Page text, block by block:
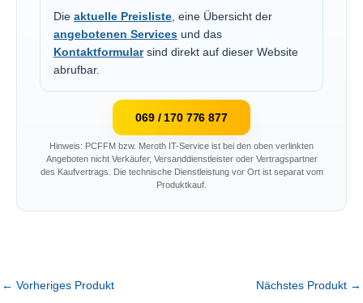
Die aktuelle Preisliste, eine Übersicht der
angebotenen Services und das
Kontaktformularsind direkt auf dieser Website
abrufbar.
069 / 170 776 877
Hinweis: PCFFM bzw. Meroth IT-Service ist bei den oben verlinkten
Angeboten nicht Verkäufer, Versanddienstleister oder Vertragspartner
des Kaufvertrags. Die technische Dienstleistung vor Ort ist separat vom
Produktkauf.
← Vorheriges Produkt Nächstes Produkt →